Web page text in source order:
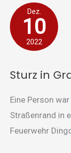
Dez.
10
2022
Sturz in
Eine Person
Straßenrand in
Feuerwehr
Sturz
in
Graben